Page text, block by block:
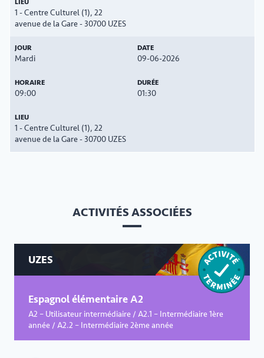
1 - Centre Culturel (1), 22
avenue de la Gare - 30700 UZES
Mardi 09-06-2026
09:00 01:30
1 - Centre Culturel (1), 22
avenue de la Gare - 30700 UZES
ACTIVITÉS ASSOCIÉES
UZES
Espagnol élémentaire A2
A2 – Utilisateur intermédiaire / A2.1 – Intermédiaire 1ère
année / A2.2 – Intermédiaire 2ème année